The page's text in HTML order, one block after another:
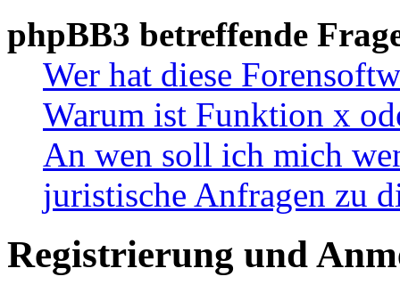
phpBB3 betreffende
Wer hat diese
Warum ist Funktion x
An wen soll ich mich
juristische Anfragen zu
Registrierung und